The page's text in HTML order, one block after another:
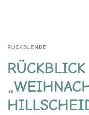
RÜCKBLENDE